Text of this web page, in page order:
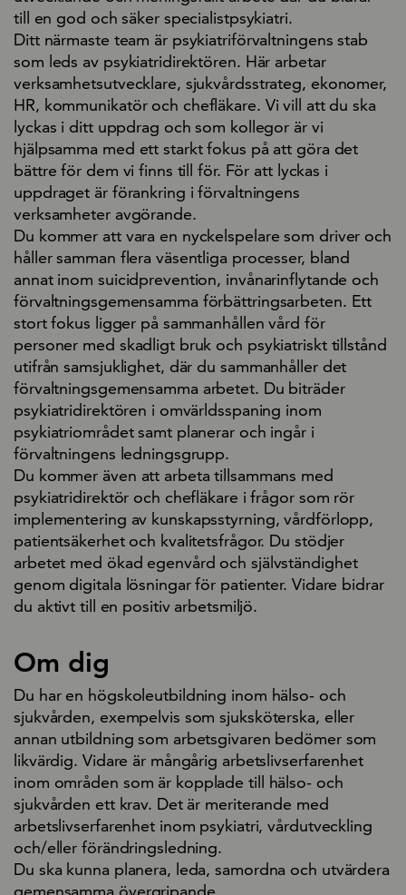
till en god och säker specialistpsykiatri.
Ditt närmaste team är psykiatriförvaltningens stab
som leds av psykiatridirektören. Här arbetar
verksamhetsutvecklare, sjukvårdsstrateg, ekonomer,
HR, kommunikatör och chefläkare. Vi vill att du ska
lyckas i ditt uppdrag och som kollegor är vi
hjälpsamma med ett starkt fokus på att göra det
bättre för dem vi finns till för. För att lyckas i
uppdraget är förankring i förvaltningens
verksamheter avgörande.
Du kommer att vara en nyckelspelare som driver och
håller samman flera väsentliga processer, bland
annat inom suicidprevention, invånarinflytande och
förvaltningsgemensamma förbättringsarbeten. Ett
stort fokus ligger på sammanhållen vård för
personer med skadligt bruk och psykiatriskt tillstånd
utifrån samsjuklighet, där du sammanhåller det
förvaltningsgemensamma arbetet. Du biträder
psykiatridirektören i omvärldsspaning inom
psykiatriområdet samt planerar och ingår i
förvaltningens ledningsgrupp.
Du kommer även att arbeta tillsammans med
psykiatridirektör och chefläkare i frågor som rör
implementering av kunskapsstyrning, vårdförlopp,
patientsäkerhet och kvalitetsfrågor. Du stödjer
arbetet med ökad egenvård och självständighet
genom digitala lösningar för patienter. Vidare bidrar
du aktivt till en positiv arbetsmiljö.
Om dig
Du har en högskoleutbildning inom hälso- och
sjukvården, exempelvis som sjuksköterska, eller
annan utbildning som arbetsgivaren bedömer som
likvärdig. Vidare är mångårig arbetslivserfarenhet
inom områden som är kopplade till hälso- och
sjukvården ett krav. Det är meriterande med
arbetslivserfarenhet inom psykiatri, vårdutveckling
och/eller förändringsledning.
Du ska kunna planera, leda, samordna och utvärdera